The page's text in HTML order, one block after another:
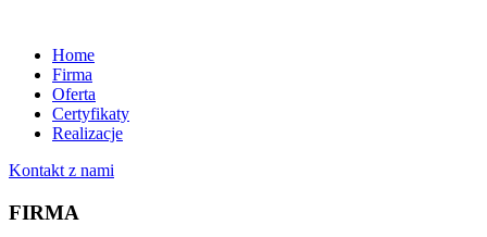
Home
Firma
Oferta
Certyfikaty
Realizacje
Kontakt z nami
FIRMA